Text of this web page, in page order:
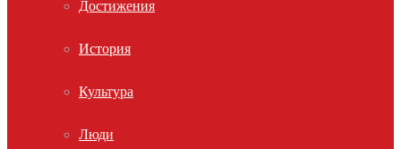
Достижения
История
Культура
Люди